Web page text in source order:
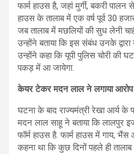
फार्म हाउस है, जहां मुर्गी, बकरी
हाउस के तालाब में एक वर्ष पूर्व 30
जब तालाब में मछलियों की सुध लेनी
उन्होंने बताया कि इस संबंध उनके
उन्होंने कहा कि यूपी पुलिस चोरी की
पकड़ में आ जायेगा.
केयर टेकर मदन लाल ने लगाया आरोप
घटना के बाद राज्यमंत्री रेखा आर्य के
मदन लाल साहू ने बताया कि लालपुर
फॉर्म हाउस है. फार्म हाउस में गाय,
कहना था कि कुछ दिनों पहले ही